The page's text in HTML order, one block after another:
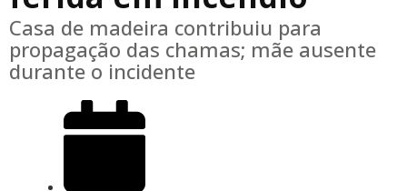
Casa de madeira contribuiu para
propagação das chamas; mãe ausente
durante o incidente